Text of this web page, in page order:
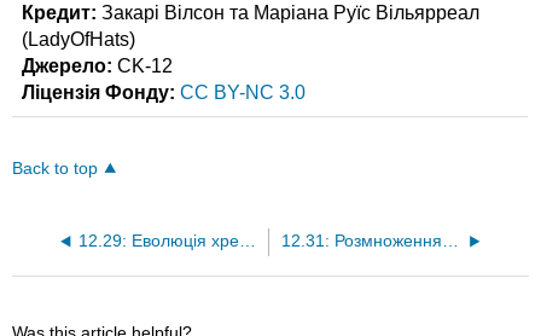
Кредит: Закарі Вілсон та Маріана Руїс Вільярреал
(LadyOfHats)
Джерело: CK-12
Ліцензія Фонду: CC BY-NC 3.0
Back to top
12.29: Еволюція хребетних 12.31: Розмноження риб